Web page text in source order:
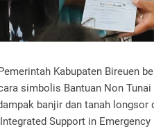
Kabupaten Bireuen
simbolis Bantuan Non
banjir dan tanah longsor
Support in Emergency